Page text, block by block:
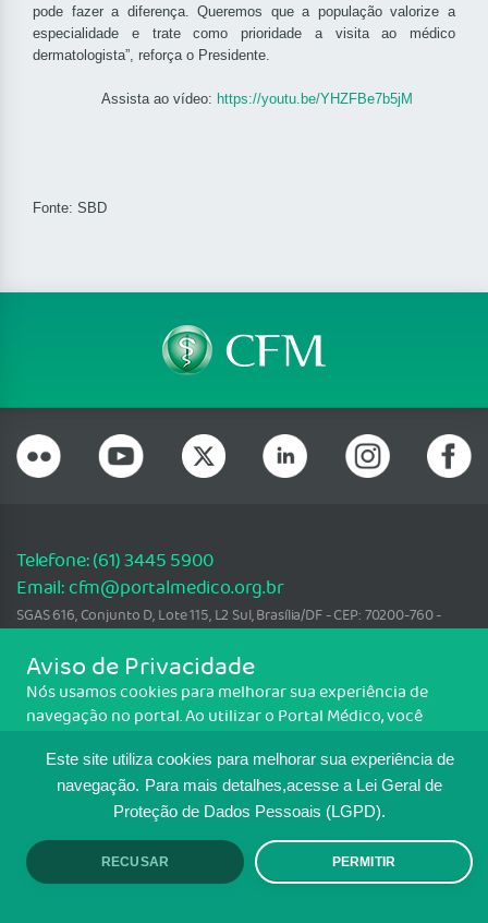
Este site utiliza cookies para melhorar sua experiência de
navegação. Para mais detalhes,acesse a Lei Geral de
Proteção de Dados Pessoais (LGPD).
RECUSAR PERMITIR
pode fazer a diferença. Queremos que a população valorize a
especialidade e trate como prioridade a visita ao médico
dermatologista”, reforça o Presidente.
Assista ao vídeo: https://youtu.be/YHZFBe7b5jM
Fonte: SBD
Telefone: (61) 3445 5900
Email: cfm@portalmedico.org.br
SGAS 616, Conjunto D, Lote 115, L2 Sul, Brasília/DF - CEP: 70200-760 -
Copyright CFM. Todos os direitos reservados.
MAPA DO SITE
TRANSPARÊNCIA E PRESTAÇÃO DE
CONTAS
Aviso de Privacidade
Nós usamos cookies para melhorar sua experiência de
navegação no portal. Ao utilizar o Portal Médico, você
ter mais informações sobre como isso é feito, acesse
Política de cookies. Se você concorda, clique em ACEITO.
ACEITO